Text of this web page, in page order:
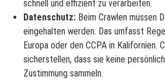
schnell und effizient zu verarbeiten.
Datenschutz: Beim Crawlen müssen
eingehalten werden. Das umfasst
Europa oder den CCPA in Kalifornien.
sicherstellen, dass sie keine
Zustimmung sammeln.